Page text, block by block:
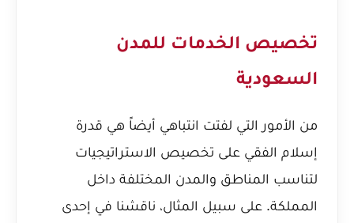
تخصيص الخدمات للمدن
السعودية
من الأمور التي لفتت انتباهي أيضاً هي قدرة
إسلام الفقي على تخصيص الاستراتيجيات
لتناسب المناطق والمدن المختلفة داخل
المملكة. على سبيل المثال، ناقشنا في إحدى